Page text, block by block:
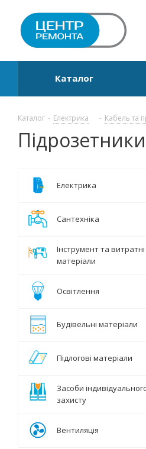
Каталог
Каталог - Електрика - Кабель та
Підрозетники
Електрика
Сантехніка
Інструмент та витратні
матеріали
Освітлення
Будівельні матеріали
Підлогові матеріали
Засоби
захисту
Вентиляція